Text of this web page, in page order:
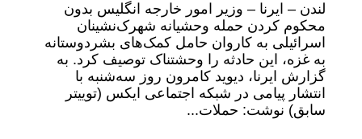
لندن – ایرنا – وزیر امور خارجه انگلیس بدون
محکوم کردن حمله وحشیانه شهرک‌نشینان
اسرائیلی به کاروان حامل کمک‌های بشردوستانه
به غزه، این حادثه را وحشتناک توصیف کرد. به
گزارش ایرنا، دیوید کامرون روز سه‌شنبه با
انتشار پیامی در شبکه اجتماعی ایکس (توییتر
سابق) نوشت: حملات...